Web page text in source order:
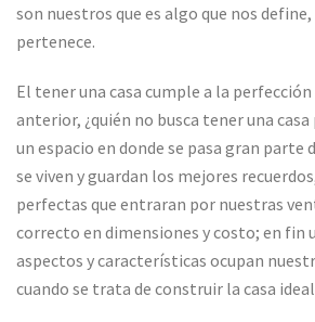
son nuestros que es algo que nos
pertenece.
El tener una casa cumple a la
anterior, ¿quién no busca tener una
un espacio en donde se pasa gran parte
se viven y guardan los mejores
perfectas que entraran por nuestras
correcto en dimensiones y costo; en fin
aspectos y características ocupan
cuando se trata de construir la casa